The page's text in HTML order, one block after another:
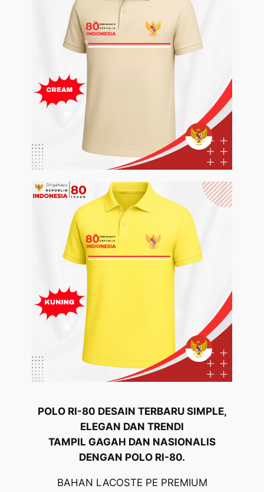
POLO RI-80 DESAIN TERBARU SIMPLE,
ELEGAN DAN TRENDI
TAMPIL GAGAH DAN NASIONALIS
DENGAN POLO RI-80.
BAHAN LACOSTE PE PREMIUM